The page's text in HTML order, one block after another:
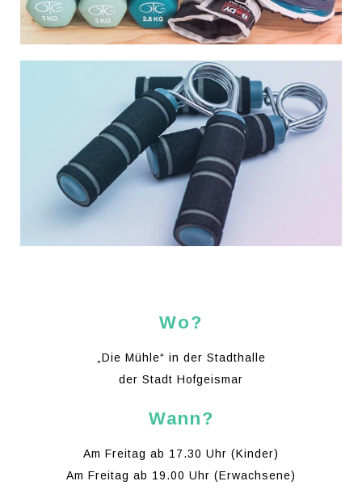
Wo?
„Die Mühle“ in der Stadthalle
der Stadt Hofgeismar
Wann?
Am Freitag ab 17.30 Uhr (Kinder)
Am Freitag ab 19.00 Uhr (Erwachsene)